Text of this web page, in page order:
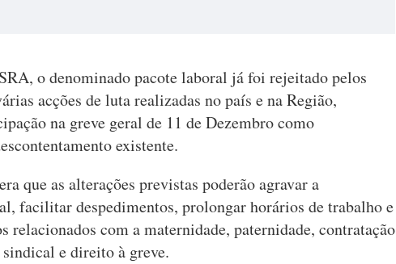
o denominado pacote laboral já foi rejeitado pelos
acções de luta realizadas no país e na Região,
na greve geral de 11 de Dezembro como
existente.
que as alterações previstas poderão agravar a
facilitar despedimentos, prolongar horários de trabalho e
relacionados com a maternidade, paternidade, contratação
e direito à greve.